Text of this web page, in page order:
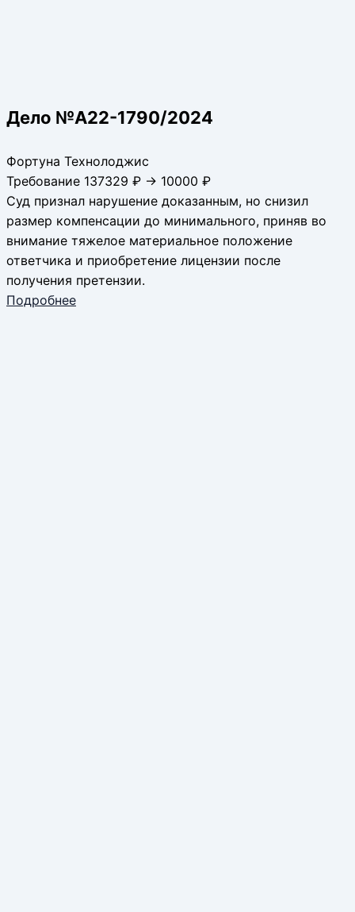
Дело №А22-1790/2024
Фортуна Технолоджис
Требование 137329 ₽ → 10000 ₽
Суд признал нарушение доказанным, но снизил
размер компенсации до минимального, приняв во
внимание тяжелое материальное положение
ответчика и приобретение лицензии после
получения претензии.
Подробнее